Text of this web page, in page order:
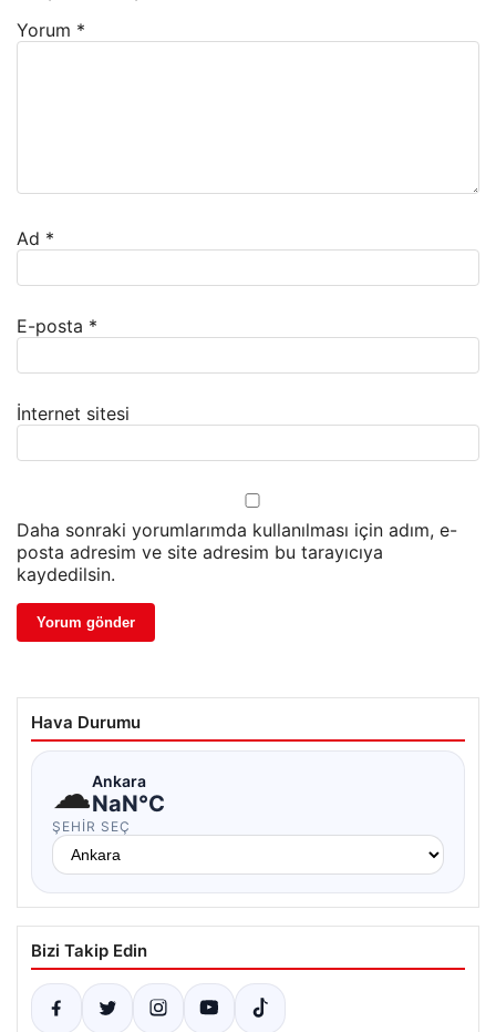
Yorum *
Ad *
E-posta *
İnternet sitesi
Daha sonraki yorumlarımda kullanılması için adım, e-
posta adresim ve site adresim bu tarayıcıya
kaydedilsin.
Hava Durumu
☁Ankara
NaN°C
ŞEHIR SEÇ
Bizi Takip Edin